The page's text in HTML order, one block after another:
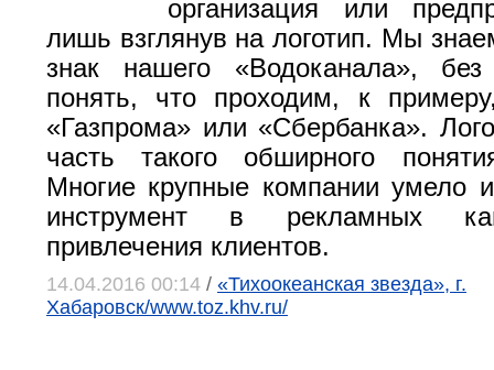
организация или
лишь взглянув на логотип. Мы
знак нашего «Водоканала»,
понять, что проходим, к
«Газпрома» или «Сбербанка».
часть такого обширного
Многие крупные компании умело
инструмент в рекламных
привлечения клиентов.
14.04.2016 00:14 / «Тихоокеанская звезда», г.
Хабаровск/www.toz.khv.ru/